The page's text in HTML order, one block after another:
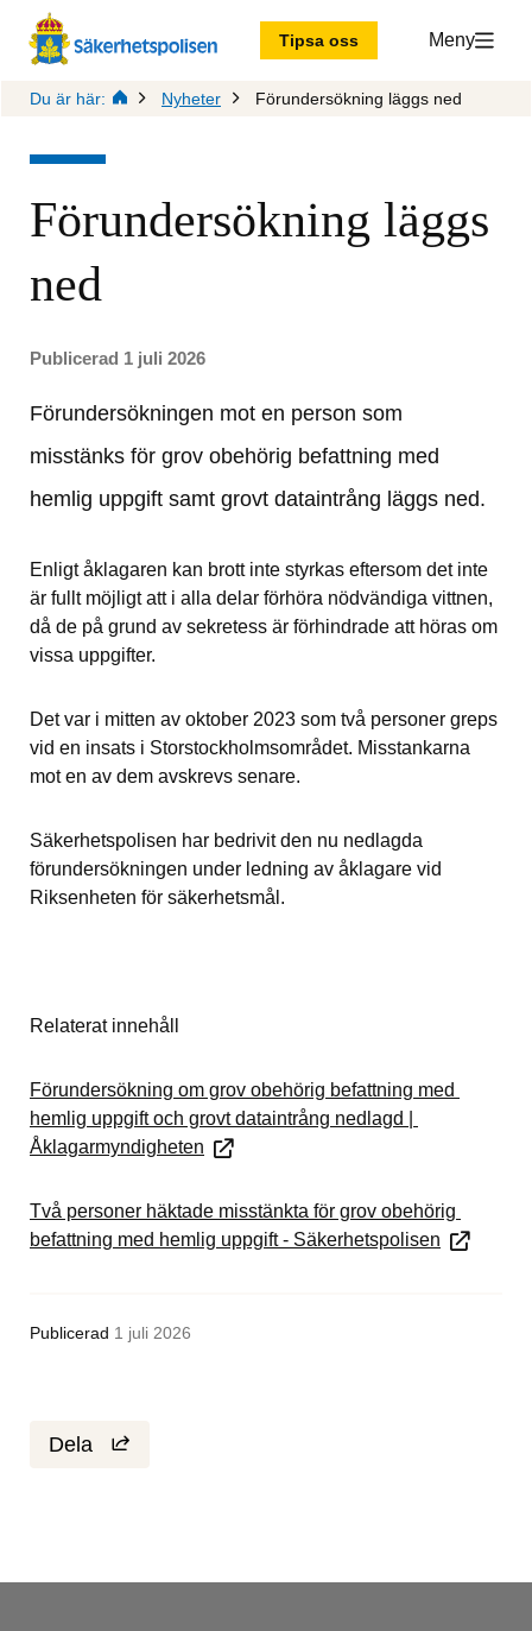
Tipsa oss Meny
Du är här: Nyheter Förundersökning läggs ned
Förundersökning läggs
ned
Publicerad 1 juli 2026
Förundersökningen mot en person som
misstänks för grov obehörig befattning med
hemlig uppgift samt grovt dataintrång läggs ned.
Enligt åklagaren kan brott inte styrkas eftersom det inte
är fullt möjligt att i alla delar förhöra nödvändiga vittnen,
då de på grund av sekretess är förhindrade att höras om
vissa uppgifter.
Det var i mitten av oktober 2023 som två personer greps
vid en insats i Storstockholmsområdet. Misstankarna
mot en av dem avskrevs senare.
Säkerhetspolisen har bedrivit den nu nedlagda
förundersökningen under ledning av åklagare vid
Riksenheten för säkerhetsmål.
Relaterat innehåll
Förundersökning om grov obehörig befattning med
hemlig uppgift och grovt dataintrång nedlagd |
Åklagarmyndigheten
Två personer häktade misstänkta för grov obehörig
befattning med hemlig uppgift - Säkerhetspolisen
Publicerad 1 juli 2026
Dela